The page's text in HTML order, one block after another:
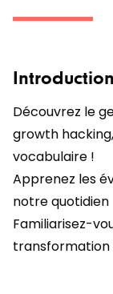
Introduction
Découvrez le
growth
vocabulaire !
Apprenez les
notre quotidien
Familiarisez-
transformation